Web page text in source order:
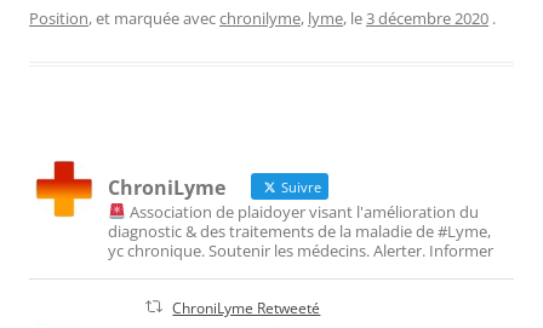
Position, et marquée avecchronilyme, lyme, le3 décembre 2020 .
ChroniLyme Suivre
Association de plaidoyer visant l'amélioration du
diagnostic & des traitements de la maladie de #Lyme,
yc chronique. Soutenir les médecins. Alerter. Informer
ChroniLyme Retweeté